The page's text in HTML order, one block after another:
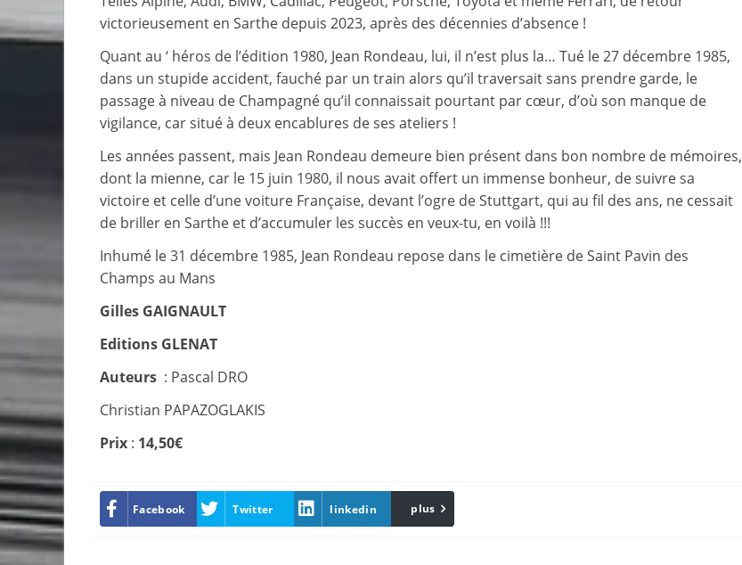
victorieusement en Sarthe depuis 2023, après des décennies d’absence !
Quant au ‘ héros de l’édition 1980, Jean Rondeau, lui, il n’est plus la… Tué le 27 décembre 1985,
dans un stupide accident, fauché par un train alors qu’il traversait sans prendre garde, le
passage à niveau de Champagné qu’il connaissait pourtant par cœur, d’où son manque de
vigilance, car situé à deux encablures de ses ateliers !
Les années passent, mais Jean Rondeau demeure bien présent dans bon nombre de mémoires,
dont la mienne, car le 15 juin 1980, il nous avait offert un immense bonheur, de suivre sa
victoire et celle d’une voiture Française, devant l’ogre de Stuttgart, qui au fil des ans, ne cessait
de briller en Sarthe et d’accumuler les succès en veux-tu, en voilà !!!
Inhumé le 31 décembre 1985, Jean Rondeau repose dans le cimetière de Saint Pavin des
Champs au Mans
Gilles GAIGNAULT
Editions GLENAT
Auteurs : Pascal DRO
Christian PAPAZOGLAKIS
Prix : 14,50€
Facebook Twitter linkedin Email
plus